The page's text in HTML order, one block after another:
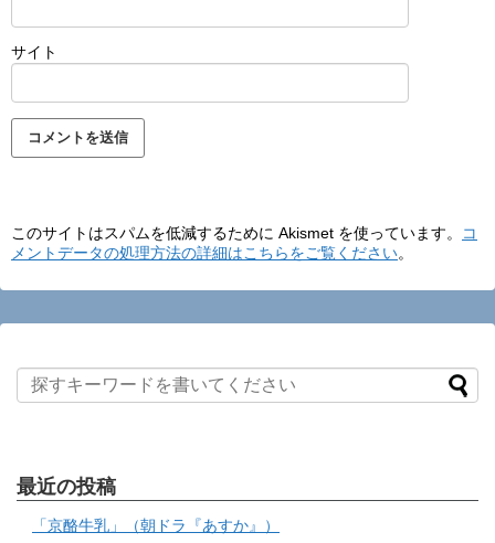
サイト
このサイトはスパムを低減するために Akismet を使っています。
コ
メントデータの処理方法の詳細はこちらをご覧ください。
最近の投稿
「京酪牛乳」（朝ドラ『あすか』）